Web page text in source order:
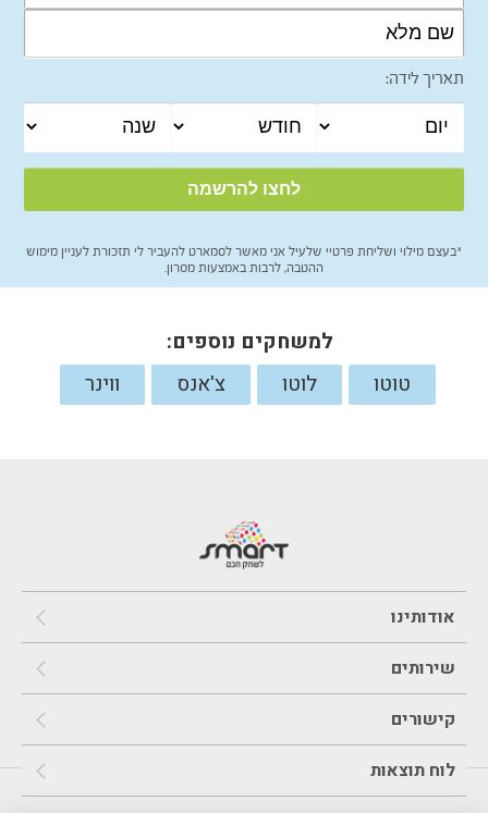
תאריך לידה:
*בעצם מילוי ושליחת פרטיי שלעיל אני מאשר לסמארט להעביר לי תזכורת לעניין מימוש
ההטבה, לרבות באמצעות מסרון.
למשחקים נוספים:
טוטו
לוטו צ'אנס ווינר
אודותינו
שירותים
קישורים
לוח תוצאות